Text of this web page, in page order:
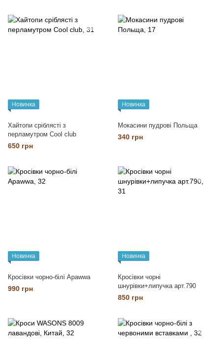
Новинка
Хайтопи сріблясті з
перламутром Cool club
650 грн
Новинка
Мокасини пудрові Польща
340 грн
Новинка
Кросівки чорно-білі Apawwa
990 грн
Новинка
Кросівки чорні
шнурівки+липучка арт.790
850 грн